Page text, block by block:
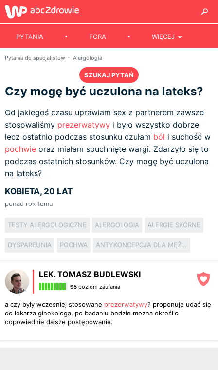
PYTANIA FORA WIĘCEJ
Pytania do specjalistów Alergologia
SZUKAJ PYTAŃ
Czy mogę być uczulona na lateks?
Od jakiegoś czasu uprawiam sex z partnerem zawsze
stosowaliśmy prezerwatywy i było wszystko dobrze
lecz ostatnio podczas stosunku czułam ból i suchość w
pochwie oraz miałam spuchnięte wargi. Zdarzyło się to
podczas ostatnich stosunków. Czy mogę być uczulona
na lateks?
KOBIETA, 20 LAT
ponad rok temu
TESTY ALERGOLOGICZNE ALERGOLOGIA ALERGIE SKÓRNE
DYSPAREUNIA POCHWA ANTYKONCEPCJA DLA MĘŻCZYZN
LEK. TOMASZ BUDLEWSKI
95 poziom zaufania
a czy były wczesniej stosowane prezerwatywy? proponuję udać się
do lekarza ginekologa, po badaniu bedzie mozna określic
odpowiednie dalsze postępowanie.